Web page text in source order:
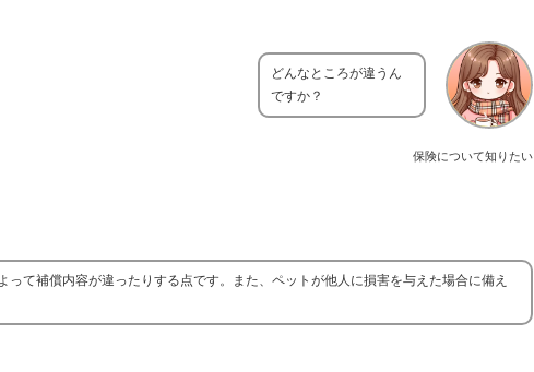
保険について知りたい
どんなところが違うん
ですか？
て補償内容が違ったりする点です。また、ペットが他人に損害を与えた場合に備え